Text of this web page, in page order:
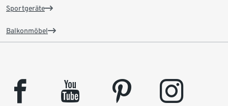
Sportgeräte
Balkonmöbel
facebook youtube pinterest instagram